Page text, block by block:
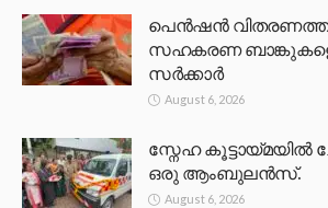
പെൻഷൻ
സഹകരണ ബാങ്കുകളെ
സർക്കാർ
August 6, 2026
സ്നേഹ കൂട്ടായ്മയിൽ
ഒരു ആംബുലൻസ്.
August 6, 2026